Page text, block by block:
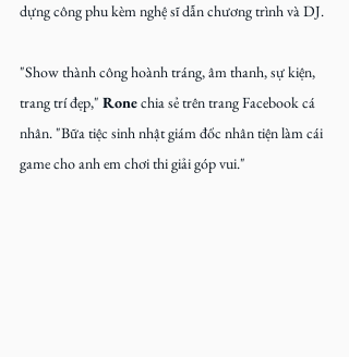
dựng công phu kèm nghệ sĩ dẫn chương trình và DJ.
"Show thành công hoành tráng, âm thanh, sự kiện,
trang trí đẹp," Rone chia sẻ trên trang Facebook cá
nhân. "Bữa tiệc sinh nhật giám đốc nhân tiện làm cái
game cho anh em chơi thi giải góp vui."